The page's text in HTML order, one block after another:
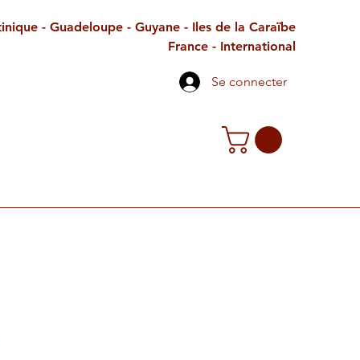
- Guadeloupe - Guyane - Iles de la Caraïbe
France - International
Se connecter